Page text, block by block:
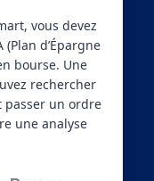
vous devez
d’Épargne
bourse. Une
rechercher
passer un ordre
une analyse